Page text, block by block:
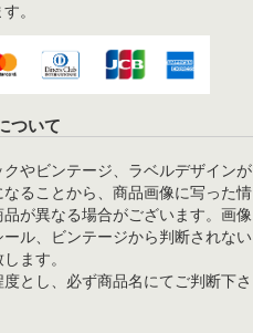
。
ついて
やビンテージ、ラベルデザインが
ることから、商品画像に写った情
が異なる場合がございます。画像
ル、ビンテージから判断されない
ます。
とし、必ず商品名にてご判断下さ